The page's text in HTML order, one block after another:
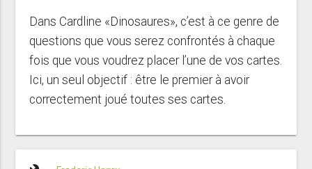
Dans Cardline «Dinosaures», c’est à ce genre de
questions que vous serez confrontés à chaque
fois que vous voudrez placer l’une de vos cartes.
Ici, un seul objectif : être le premier à avoir
correctement joué toutes ses cartes.